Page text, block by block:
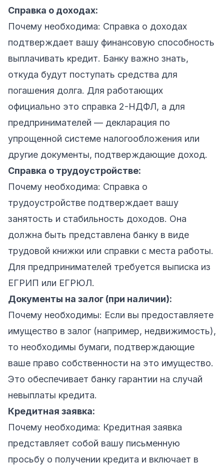
Справка о доходах:
Почему необходима: Справка о доходах
подтверждает вашу финансовую способность
выплачивать кредит. Банку важно знать,
откуда будут поступать средства для
погашения долга. Для работающих
официально это справка 2-НДФЛ, а для
предпринимателей — декларация по
упрощенной системе налогообложения или
другие документы, подтверждающие доход.
Справка о трудоустройстве:
Почему необходима: Справка о
трудоустройстве подтверждает вашу
занятость и стабильность доходов. Она
должна быть представлена банку в виде
трудовой книжки или справки с места работы.
Для предпринимателей требуется выписка из
ЕГРИП или ЕГРЮЛ.
Документы на залог (при наличии):
Почему необходимы: Если вы предоставляете
имущество в залог (например, недвижимость),
то необходимы бумаги, подтверждающие
ваше право собственности на это имущество.
Это обеспечивает банку гарантии на случай
невыплаты кредита.
Кредитная заявка:
Почему необходима: Кредитная заявка
представляет собой вашу письменную
просьбу о получении кредита и включает в